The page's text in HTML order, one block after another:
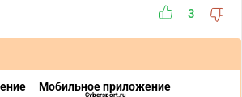
3
Мобильное приложение
Cybersport.ru